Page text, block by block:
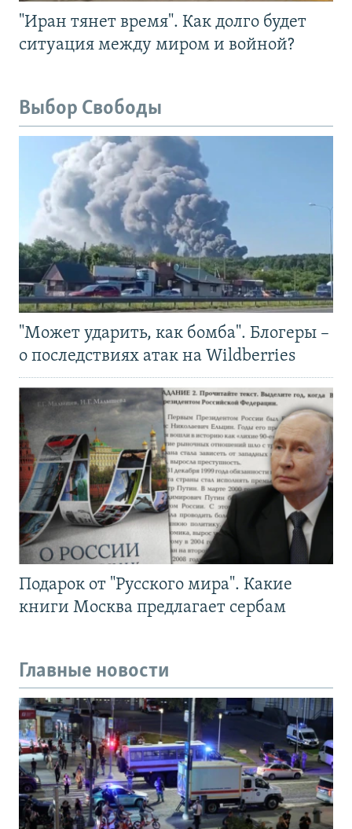
"Иран тянет время". Как долго будет
ситуация между миром и войной?
Выбор Свободы
"Может ударить, как бомба". Блогеры –
о последствиях атак на Wildberries
Подарок от "Русского мира". Какие
книги Москва предлагает сербам
Главные новости